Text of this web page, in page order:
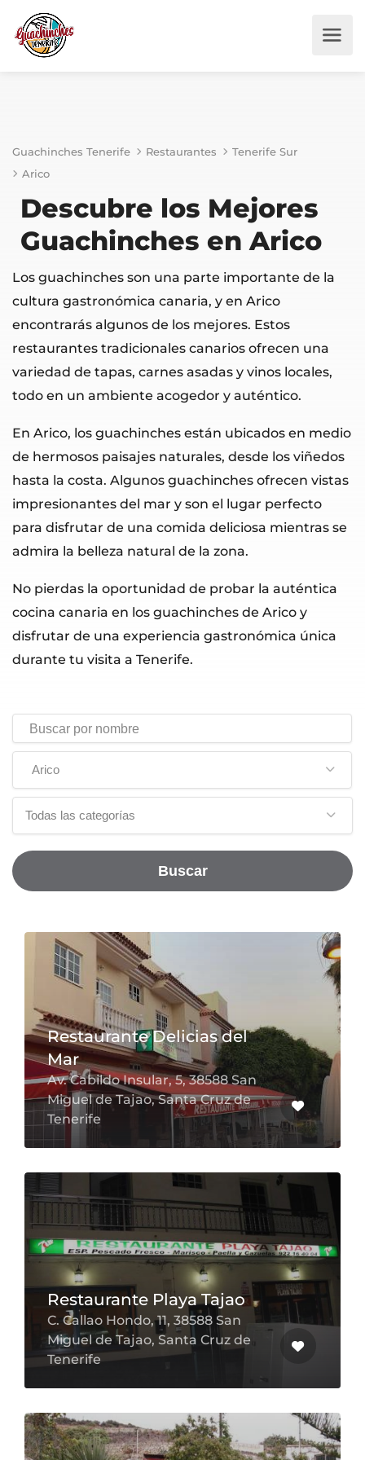
Guachinches Tenerife Restaurantes
Tenerife Sur
Arico
Descubre los Mejores
Guachinches en Arico
Los guachinches son una parte importante de la
cultura gastronómica canaria, y en Arico
encontrarás algunos de los mejores. Estos
restaurantes tradicionales canarios ofrecen una
variedad de tapas, carnes asadas y vinos locales,
todo en un ambiente acogedor y auténtico.
En Arico, los guachinches están ubicados en medio
de hermosos paisajes naturales, desde los viñedos
hasta la costa. Algunos guachinches ofrecen vistas
impresionantes del mar y son el lugar perfecto
para disfrutar de una comida deliciosa mientras se
admira la belleza natural de la zona.
No pierdas la oportunidad de probar la auténtica
cocina canaria en los guachinches de Arico y
disfrutar de una experiencia gastronómica única
durante tu visita a Tenerife.
Arico
Todas las categorías
Buscar
Restaurante Delicias del
Mar
Av. Cabildo Insular, 5, 38588 San
Miguel de Tajao, Santa Cruz de
Tenerife
Restaurante Playa Tajao
C. Callao Hondo, 11, 38588 San
Miguel de Tajao, Santa Cruz de
Tenerife